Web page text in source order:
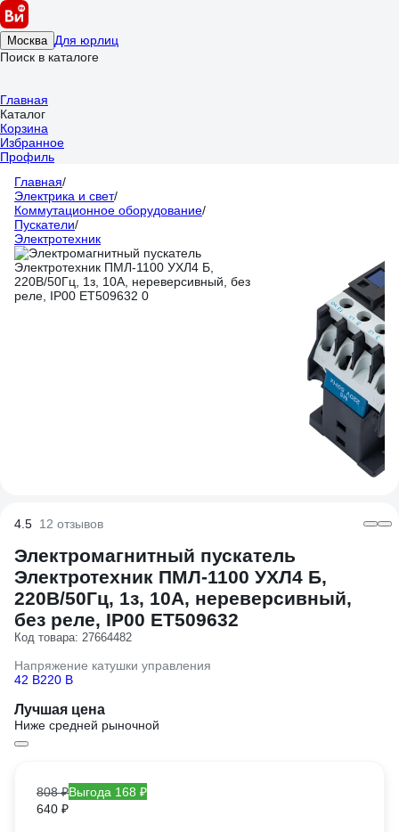
Москва Для юрлиц
Поиск в каталоге
Главная
Каталог
Корзина
Избранное
Профиль
Главная/
Электрика и свет/
Коммутационное оборудование/
Пускатели/
Электротехник
4.5 12 отзывов
Электромагнитный пускатель
Электротехник ПМЛ-1100 УХЛ4 Б,
220В/50Гц, 1з, 10А, нереверсивный,
без реле, IP00 ET509632
Код товара: 27664482
Напряжение катушки управления
42 В220 В
Лучшая цена
Ниже средней рыночной
808 ₽Выгода 168 ₽
640 ₽